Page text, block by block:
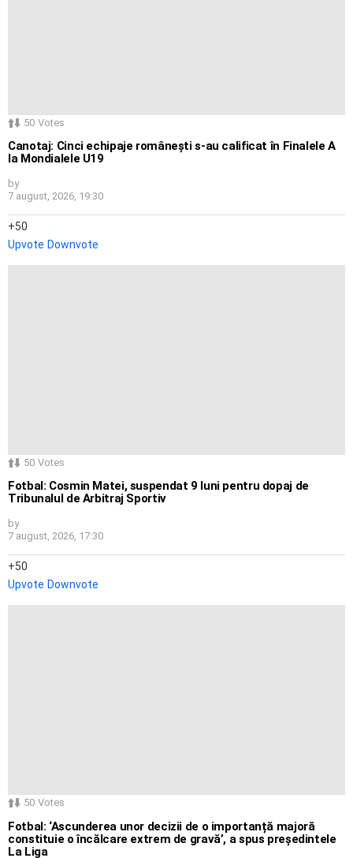
50 Votes
Canotaj: Cinci echipaje românești s-au calificat în Finalele A
la Mondialele U19
by
7 august, 2026, 19:30
50
Upvote Downvote
50 Votes
Fotbal: Cosmin Matei, suspendat 9 luni pentru dopaj de
Tribunalul de Arbitraj Sportiv
by
7 august, 2026, 17:30
50
Upvote Downvote
50 Votes
Fotbal: ‘Ascunderea unor decizii de o importanță majoră
constituie o încălcare extrem de gravă’, a spus președintele
La Liga